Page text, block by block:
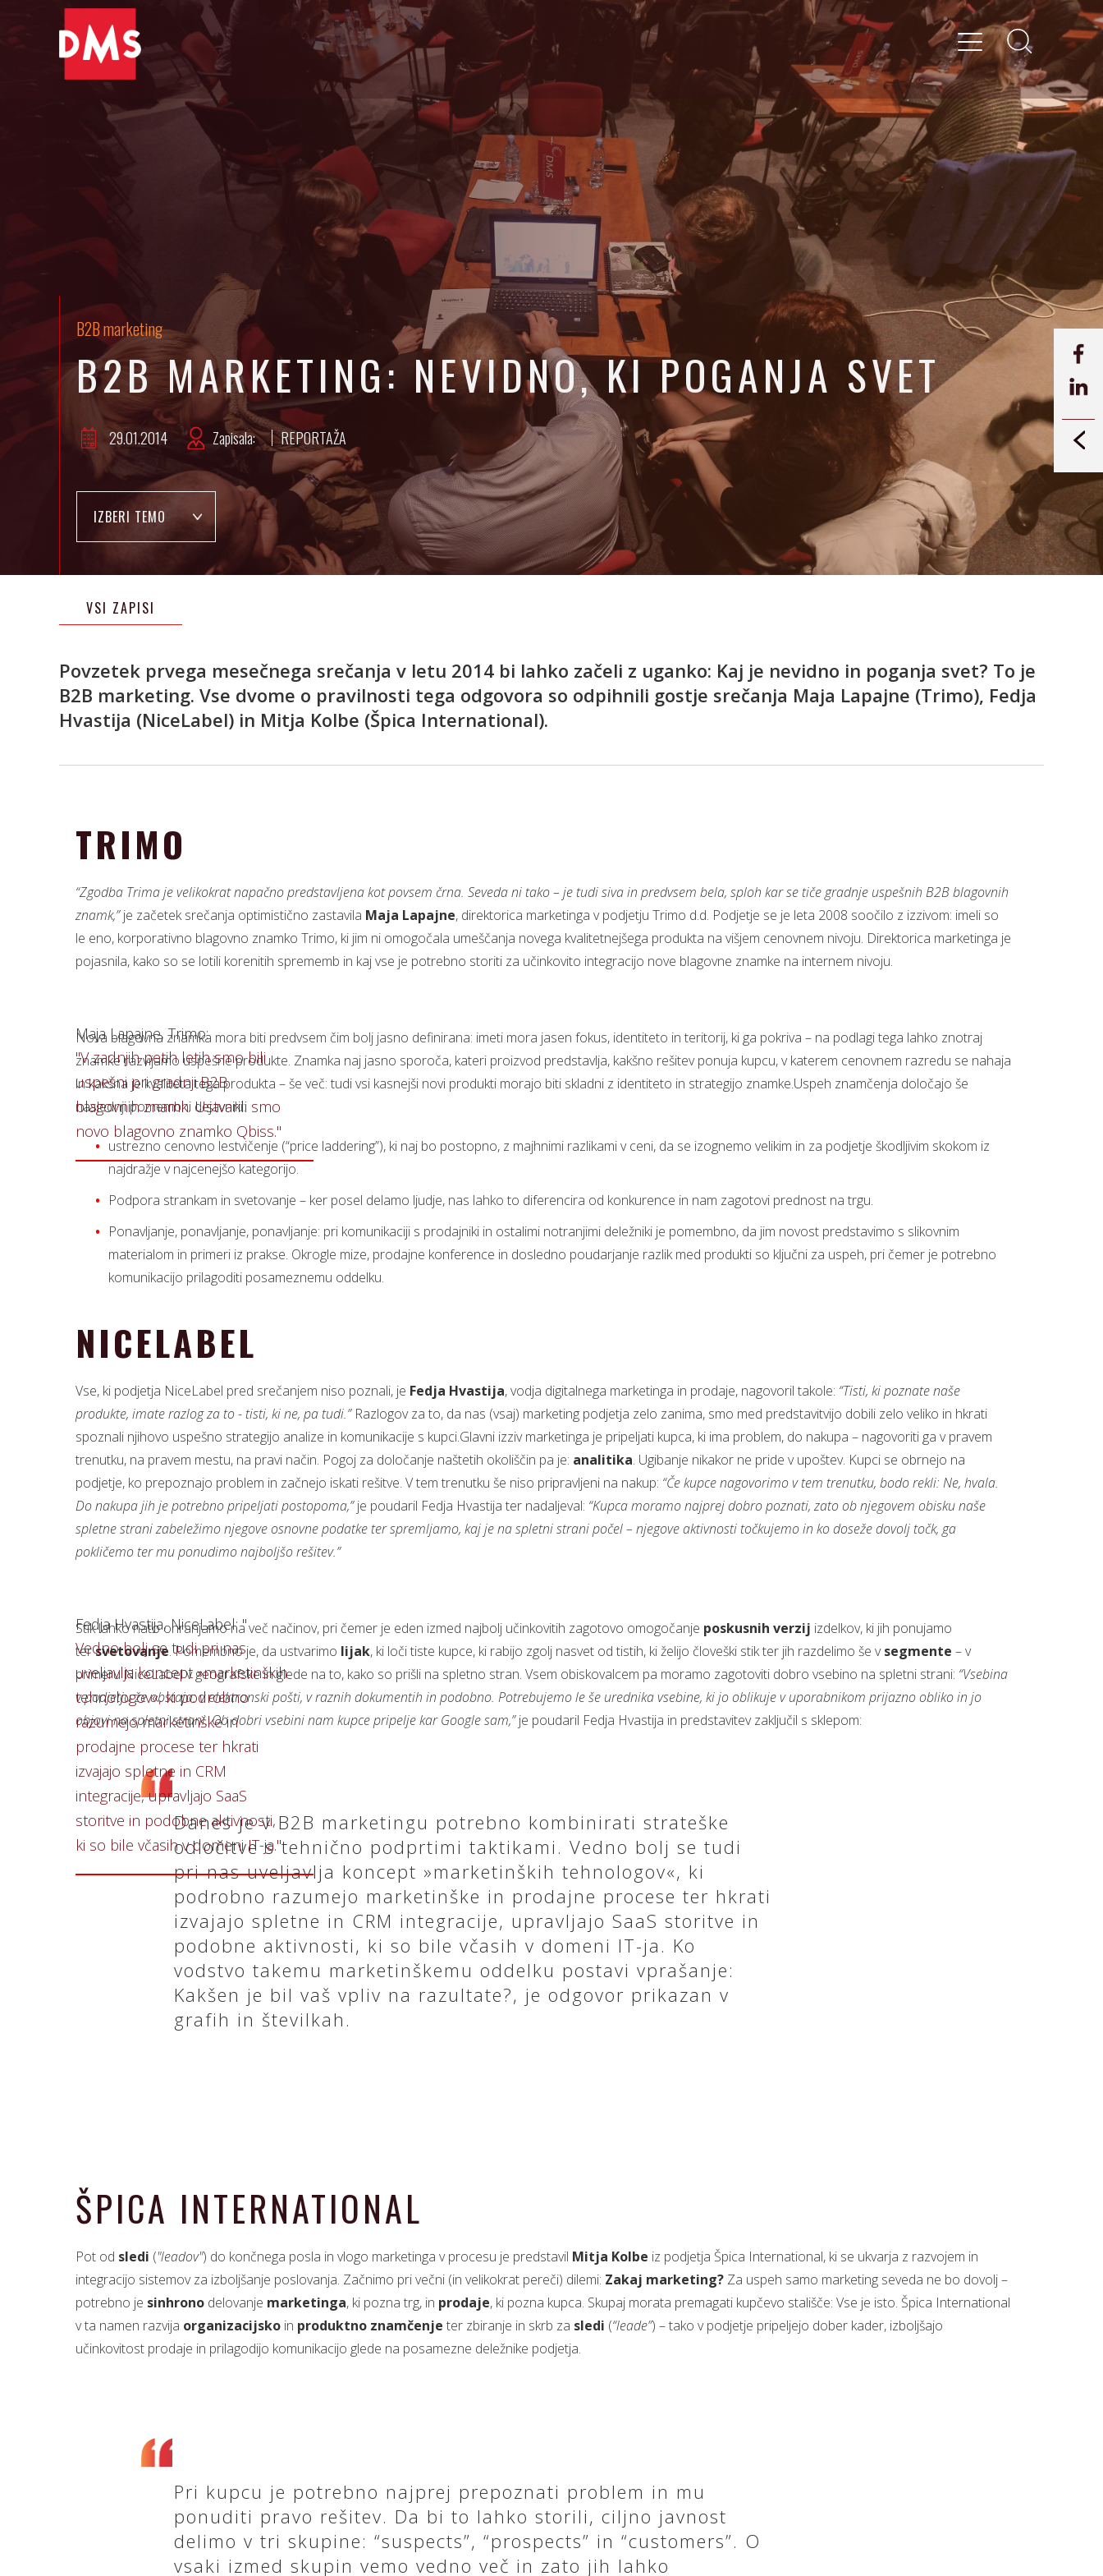
B2B marketing
B2B MARKETING: NEVIDNO, KI POGANJA SVET
29.01.2014 Zapisala: REPORTAŽA
IZBERI TEMO
VSI ZAPISI
Povzetek prvega mesečnega srečanja v letu 2014 bi lahko začeli z uganko: Kaj je nevidno in poganja svet? To je
B2B marketing. Vse dvome o pravilnosti tega odgovora so odpihnili gostje srečanja Maja Lapajne (Trimo), Fedja
Hvastija (NiceLabel) in Mitja Kolbe (Špica International).
TRIMO
“Zgodba Trima je velikokrat napačno predstavljena kot povsem črna. Seveda ni tako – je tudi siva in predvsem bela, sploh kar se tiče gradnje uspešnih B2B blagovnih
znamk,”je začetek srečanja optimistično zastavila Maja Lapajne, direktorica marketinga v podjetju Trimo d.d. Podjetje se je leta 2008 soočilo z izzivom: imeli so
le eno, korporativno blagovno znamko Trimo, ki jim ni omogočala umeščanja novega kvalitetnejšega produkta na višjem cenovnem nivoju. Direktorica marketinga je
pojasnila, kako so se lotili korenitih sprememb in kaj vse je potrebno storiti za učinkovito integracijo nove blagovne znamke na internem nivoju.
‍Maja Lapajne, Trimo:
"V zadnjih petih letih smo bili
uspešni pri gradnji B2B
blagovnih znamk. Ustvarili smo
novo blagovno znamko Qbiss."
Nova blagovna znamka mora biti predvsem čim bolj jasno definirana: imeti mora jasen fokus, identiteto in teritorij, ki ga pokriva – na podlagi tega lahko znotraj
znamke razvijamo uspešne produkte. Znamka naj jasno sporoča, kateri proizvod predstavlja, kakšno rešitev ponuja kupcu, v katerem cenovnem razredu se nahaja
in kakšna je kvaliteta tega produkta – še več: tudi vsi kasnejši novi produkti morajo biti skladni z identiteto in strategijo znamke.Uspeh znamčenja določajo še
naslednji pomembni dejavniki:
ustrezno cenovno lestvičenje (“price laddering”), ki naj bo postopno, z majhnimi razlikami v ceni, da se izognemo velikim in za podjetje škodljivim skokom iz
najdražje v najcenejšo kategorijo.
Podpora strankam in svetovanje – ker posel delamo ljudje, nas lahko to diferencira od konkurence in nam zagotovi prednost na trgu.
Ponavljanje, ponavljanje, ponavljanje: pri komunikaciji s prodajniki in ostalimi notranjimi deležniki je pomembno, da jim novost predstavimo s slikovnim
materialom in primeri iz prakse. Okrogle mize, prodajne konference in dosledno poudarjanje razlik med produkti so ključni za uspeh, pri čemer je potrebno
komunikacijo prilagoditi posameznemu oddelku.
NICELABEL
Vse, ki podjetja NiceLabel pred srečanjem niso poznali, je Fedja Hvastija, vodja digitalnega marketinga in prodaje, nagovoril takole: “Tisti, ki poznate naše
produkte, imate razlog za to - tisti, ki ne, pa tudi.” Razlogov za to, da nas (vsaj) marketing podjetja zelo zanima, smo med predstavitvijo dobili zelo veliko in hkrati
spoznali njihovo uspešno strategijo analize in komunikacije s kupci.Glavni izziv marketinga je pripeljati kupca, ki ima problem, do nakupa – nagovoriti ga v pravem
trenutku, na pravem mestu, na pravi način. Pogoj za določanje naštetih okoliščin pa je: analitika. Ugibanje nikakor ne pride v upoštev. Kupci se obrnejo na
podjetje, ko prepoznajo problem in začnejo iskati rešitve. V tem trenutku še niso pripravljeni na nakup: “Če kupce nagovorimo v tem trenutku, bodo rekli: Ne, hvala.
Do nakupa jih je potrebno pripeljati postopoma,”je poudaril Fedja Hvastija ter nadaljeval: “Kupca moramo najprej dobro poznati, zato ob njegovem obisku naše
spletne strani zabeležimo njegove osnovne podatke ter spremljamo, kaj je na spletni strani počel – njegove aktivnosti točkujemo in ko doseže dovolj točk, ga
pokličemo ter mu ponudimo najboljšo rešitev.”
‍Fedja Hvastija, NiceLabel: "
Vedno bolj se tudi pri nas
uveljavlja koncept »marketinških
tehnologov«, ki podrobno
razumejo marketinške in
prodajne procese ter hkrati
izvajajo spletne in CRM
integracije, upravljajo SaaS
storitve in podobne aktivnosti,
ki so bile včasih v domeni IT-ja."
Stik lahko nato ohranjamo na več načinov, pri čemer je eden izmed najbolj učinkovitih zagotovo omogočanje poskusnih verzij izdelkov, ki jih ponujamo
tersvetovanje. Pomembno je, da ustvarimo lijak, ki loči tiste kupce, ki rabijo zgolj nasvet od tistih, ki želijo človeški stik ter jih razdelimo še vsegmente – v
primeru NiceLabel v geografske in glede na to, kako so prišli na spletno stran. Vsem obiskovalcem pa moramo zagotoviti dobro vsebino na spletni strani: “Vsebina
v podjetju že obstaja: v elektronski pošti, v raznih dokumentih in podobno. Potrebujemo le še urednika vsebine, ki jo oblikuje v uporabnikom prijazno obliko in jo
objavi na spletni strani. Ob dobri vsebini nam kupce pripelje kar Google sam,”je poudaril Fedja Hvastija in predstavitev zaključil s sklepom:
Danes je v B2B marketingu potrebno kombinirati strateške
odločitve s tehnično podprtimi taktikami. Vedno bolj se tudi
pri nas uveljavlja koncept »marketinških tehnologov«, ki
podrobno razumejo marketinške in prodajne procese ter hkrati
izvajajo spletne in CRM integracije, upravljajo SaaS storitve in
podobne aktivnosti, ki so bile včasih v domeni IT-ja. Ko
vodstvo takemu marketinškemu oddelku postavi vprašanje:
Kakšen je bil vaš vpliv na razultate?, je odgovor prikazan v
grafih in številkah.
ŠPICA INTERNATIONAL
Pot od sledi ("leadov") do končnega posla in vlogo marketinga v procesu je predstavil Mitja Kolbe iz podjetja Špica International, ki se ukvarja z razvojem in
integracijo sistemov za izboljšanje poslovanja. Začnimo pri večni (in velikokrat pereči) dilemi: Zakaj marketing? Za uspeh samo marketing seveda ne bo dovolj –
potrebno je sinhrono delovanje marketinga, ki pozna trg, in prodaje, ki pozna kupca. Skupaj morata premagati kupčevo stališče: Vse je isto. Špica International
v ta namen razvija organizacijsko in produktno znamčenje ter zbiranje in skrb za sledi (“leade”) – tako v podjetje pripeljejo dober kader, izboljšajo
učinkovitost prodaje in prilagodijo komunikacijo glede na posamezne deležnike podjetja.
Pri kupcu je potrebno najprej prepoznati problem in mu
ponuditi pravo rešitev. Da bi to lahko storili, ciljno javnost
delimo v tri skupine: “suspects”, “prospects” in “customers”. O
vsaki izmed skupin vemo vedno več in zato jih lahko